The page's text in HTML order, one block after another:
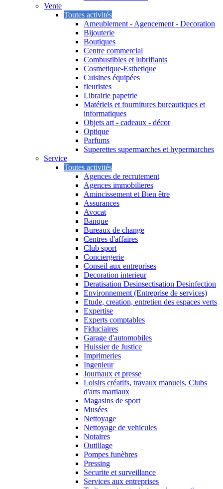
Vente
Toutes activités
Ameublement - Agencement - Decoration
Bijouterie
Boutiques
Centre commercial
Combustibles et lubrifiants
Cosmetique-Esthetique
Cuisines équipées
fleuristes
Librairie papetrie
Matériels et fournitures bureautiques et
informatiques
Objets art - cadeaux - décor
Optique
Parfums
Superettes supermarches et hypermarches
Service
Toutes activités
Agences de recrutement
Agences immobilieres
Amincissement et Bien être
Assurances
Avocat
Banque
Bureaux de change
Centres d'affaires
Club sport
Conciergerie
Conseil aux entreprises
Decoration interieur
Deratisation Desinsectisation Desinfection
Environnement (Entreprise de services)
Etude, creation, entretien des espaces verts
Expertise
Experts comptables
Fiduciaires
Garage d'automobiles
Huissier de Justice
Imprimeries
Ingenieur
Journaux et presse
Loisirs créatifs, travaux manuels, Clubs
d'arts martiaux
Magasins de sport
Musées
Nettoyage
Nettoyage de vehicules
Notaires
Outillage
Pompes funèbres
Pressing
Securite et surveillance
Services aux entreprises